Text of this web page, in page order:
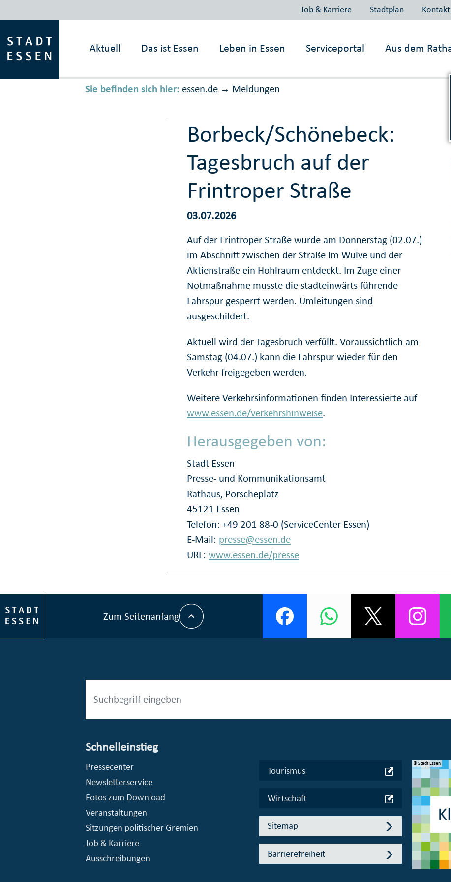
Job & Karriere Stadtplan Kontakt
Aktuell Das ist Essen Leben in Essen Serviceportal Aus dem
Sie befinden sich hier: essen.de → Meldungen
Borbeck/Schönebeck:
Tagesbruch auf der
Frintroper Straße
03.07.2026
Auf der Frintroper Straße wurde am Donnerstag (02.07.)
im Abschnitt zwischen der Straße Im Wulve und der
Aktienstraße ein Hohlraum entdeckt. Im Zuge einer
Notmaßnahme musste die stadteinwärts führende
Fahrspur gesperrt werden. Umleitungen sind
ausgeschildert.
Aktuell wird der Tagesbruch verfüllt. Voraussichtlich am
Samstag (04.07.) kann die Fahrspur wieder für den
Verkehr freigegeben werden.
Weitere Verkehrsinformationen finden Interessierte auf
www.essen.de/verkehrshinweise.
Herausgegeben von:
Stadt Essen
Presse- und Kommunikationsamt
Rathaus, Porscheplatz
45121 Essen
Telefon: +49 201 88-0 (ServiceCenter Essen)
E-Mail: presse@essen.de
URL:www.essen.de/presse
Zum Seitenanfang
Schnelleinstieg
Pressecenter
Newsletterservice
Fotos zum Download
Veranstaltungen
Sitzungen politischer Gremien
Job & Karriere
Ausschreibungen
Tourismus
Wirtschaft
Sitemap
Barrierefreiheit
© Stadt Essen, Presse- und Kommunikationsamt © Stadt Essen